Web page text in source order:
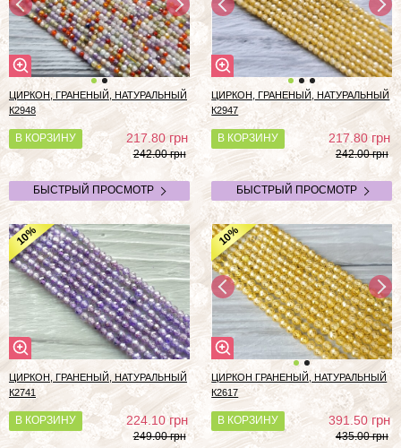
ЦИРКОН, ГРАНЕНЫЙ, НАТУРАЛЬНЫЙ
К2948
В КОРЗИНУ 217.80грн
242.00 грн
БЫСТРЫЙ ПРОСМОТР
ЦИРКОН, ГРАНЕНЫЙ, НАТУРАЛЬНЫЙ
К2947
В КОРЗИНУ 217.80грн
242.00 грн
БЫСТРЫЙ ПРОСМОТР
10%
ЦИРКОН, ГРАНЕНЫЙ, НАТУРАЛЬНЫЙ
К2741
В КОРЗИНУ 224.10грн
249.00 грн
10%
ЦИРКОН ГРАНЕНЫЙ, НАТУРАЛЬНЫЙ
К2617
В КОРЗИНУ 391.50грн
435.00 грн